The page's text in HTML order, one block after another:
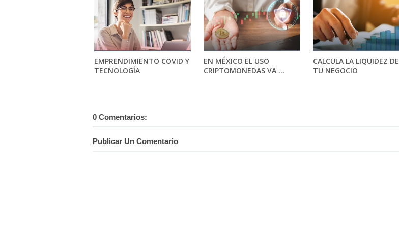
EMPRENDIMIENTO COVID Y
TECNOLOGÍA
EN MÉXICO EL USO
CRIPTOMONEDAS VA ...
CALCULA LA LIQUIDEZ DE
TU NEGOCIO
0 Comentarios:
Publicar Un Comentario